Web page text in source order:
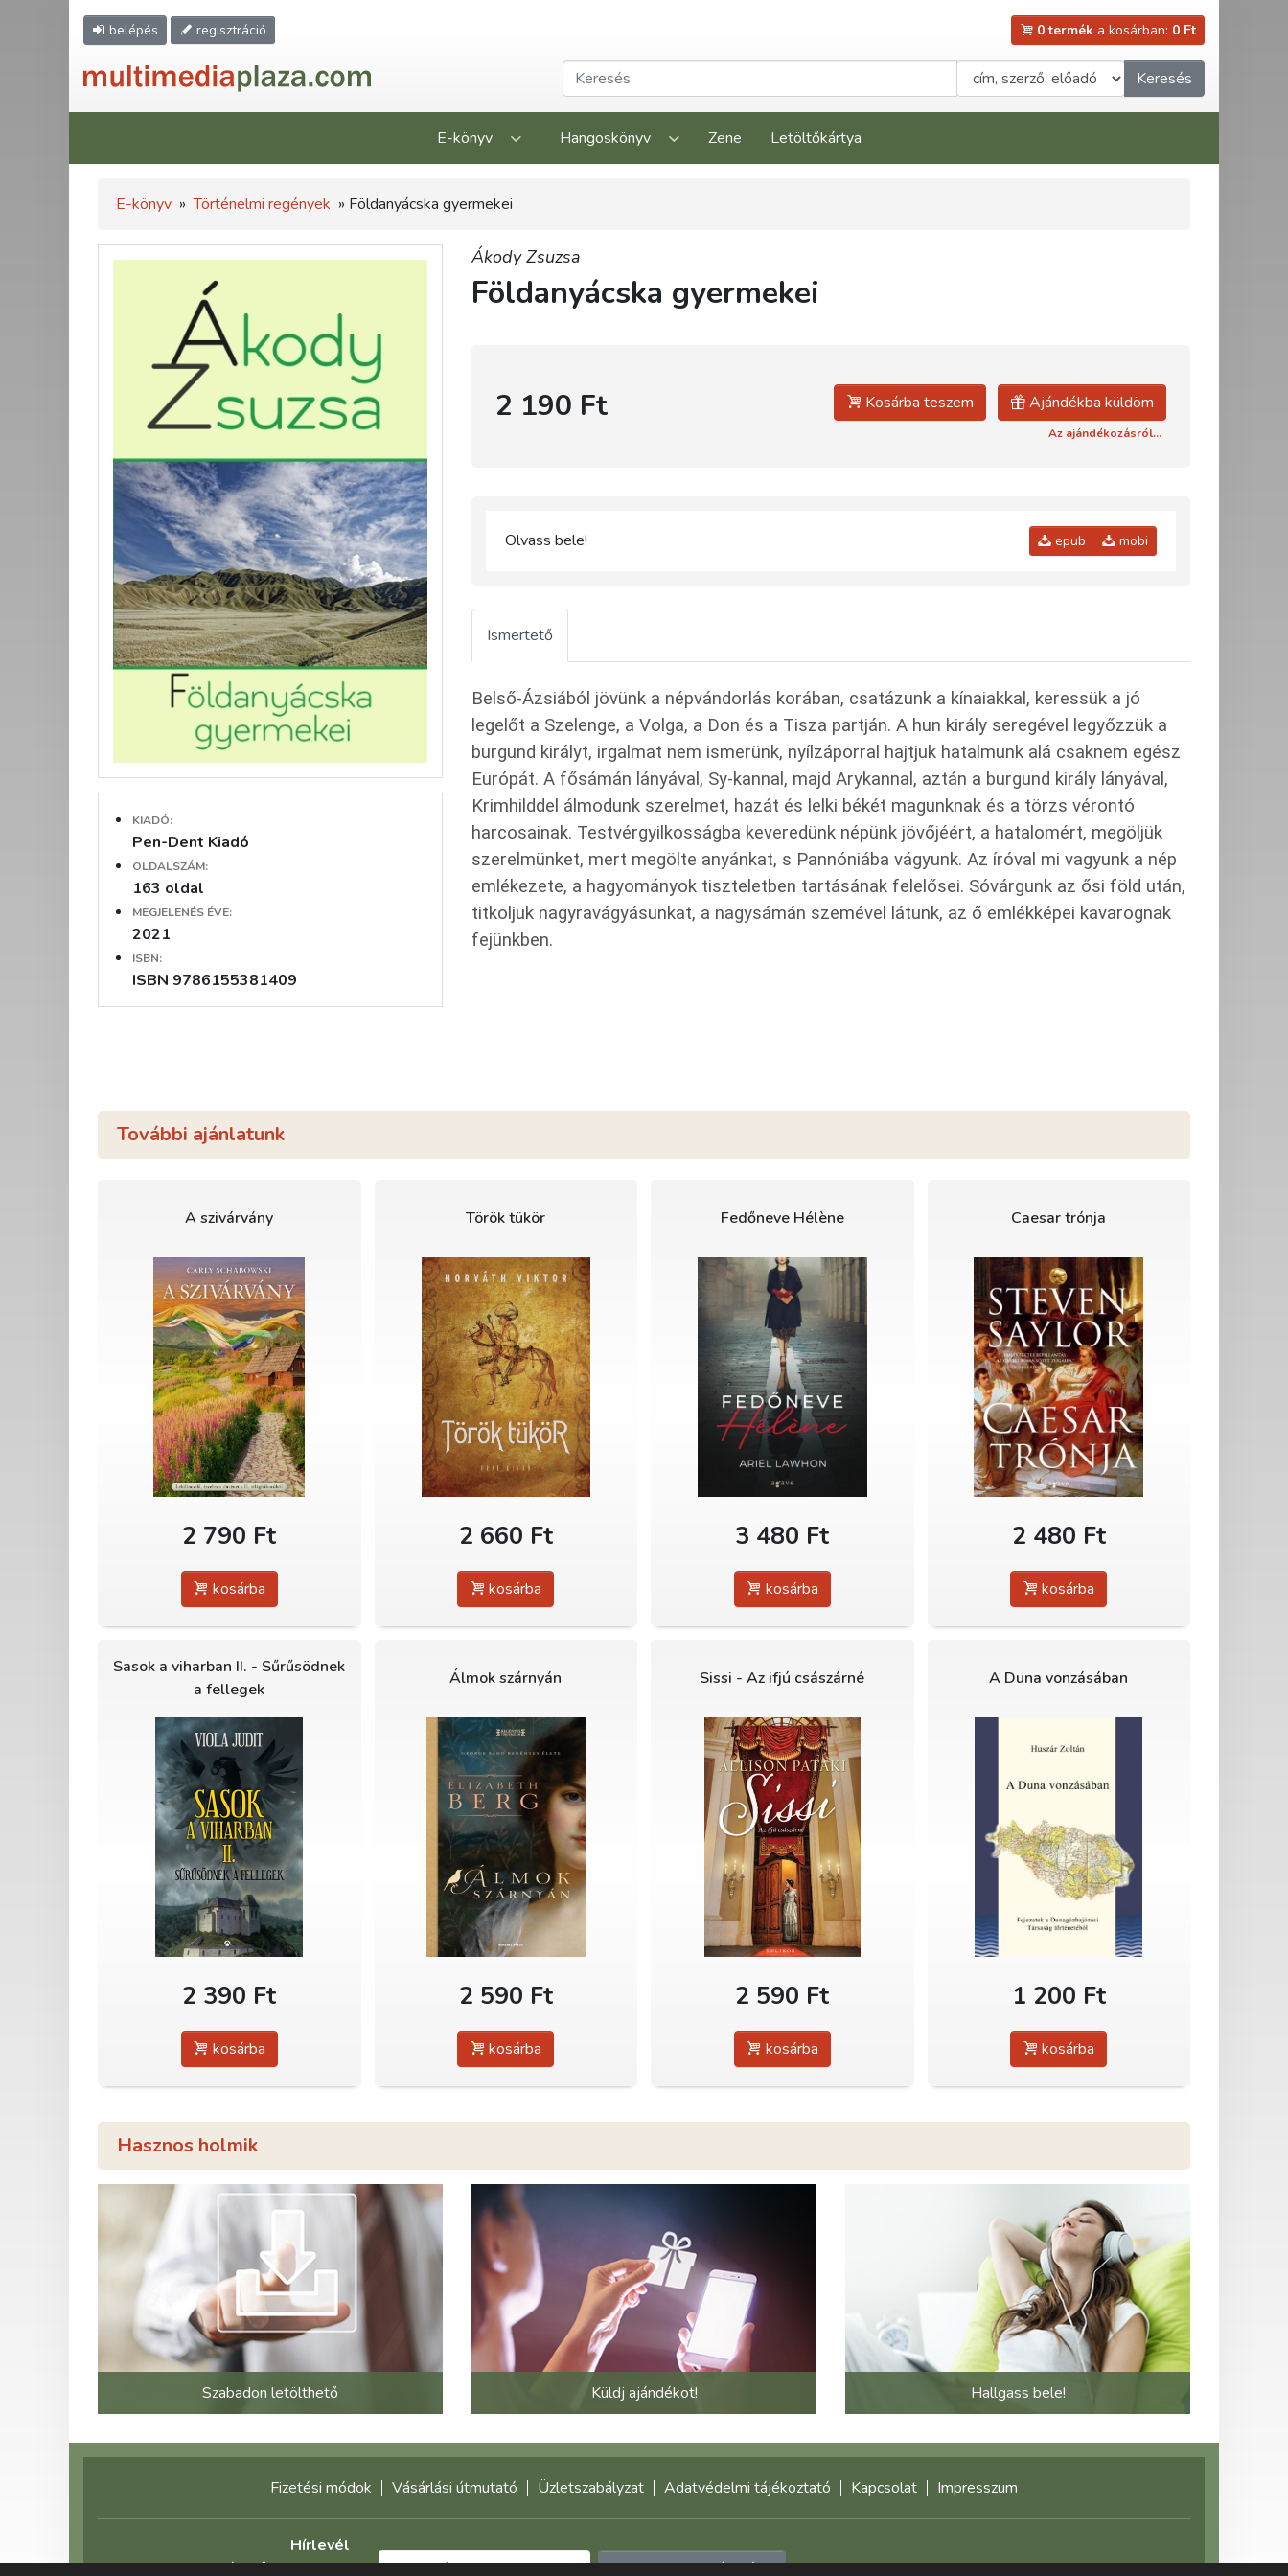
belépés regisztráció 0 termék a kosárban: 0 Ft
Keresés
E-könyv Hangoskönyv Zene Letöltőkártya
E-könyv » Történelmi regények » Földanyácska gyermekei
KIADÓ:
Pen-Dent Kiadó
OLDALSZÁM:
163 oldal
MEGJELENÉS ÉVE:
2021
ISBN:
ISBN 9786155381409
Ákody Zsuzsa
Földanyácska gyermekei
2 190 Ft Kosárba teszem Ajándékba küldöm
Az ajándékozásról...
Olvass bele! epub mobi
Ismertető
Belső-Ázsiából jövünk a népvándorlás korában, csatázunk a kínaiakkal, keressük a jó
legelőt a Szelenge, a Volga, a Don és a Tisza partján. A hun király seregével legyőzzük a
burgund királyt, irgalmat nem ismerünk, nyílzáporral hajtjuk hatalmunk alá csaknem egész
Európát. A fősámán lányával, Sy-kannal, majd Arykannal, aztán a burgund király lányával,
Krimhilddel álmodunk szerelmet, hazát és lelki békét magunknak és a törzs vérontó
harcosainak. Testvérgyilkosságba keveredünk népünk jövőjéért, a hatalomért, megöljük
szerelmünket, mert megölte anyánkat, s Pannóniába vágyunk. Az íróval mi vagyunk a nép
emlékezete, a hagyományok tiszteletben tartásának felelősei. Sóvárgunk az ősi föld után,
titkoljuk nagyravágyásunkat, a nagysámán szemével látunk, az ő emlékképei kavarognak
fejünkben.
További ajánlatunk
A szivárvány
2 790 Ft
kosárba
Török tükör
2 660 Ft
kosárba
Fedőneve Hélène
3 480 Ft
kosárba
Caesar trónja
2 480 Ft
kosárba
Sasok a viharban II. - Sűrűsödnek
a fellegek
2 390 Ft
kosárba
Álmok szárnyán
2 590 Ft
kosárba
Sissi - Az ifjú császárné
2 590 Ft
kosárba
A Duna vonzásában
1 200 Ft
kosárba
Hasznos holmik
Szabadon letölthető Küldj ajándékot! Hallgass bele!
Fizetési módok Vásárlási útmutató Üzletszabályzat Adatvédelmi tájékoztató Kapcsolat Impresszum
Hírlevél
Feliratkozás előtt olvassa el
Feliratkozom a hírlevélre ©2021 multimediaplaza.com